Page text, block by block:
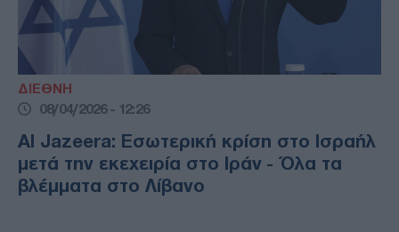
ΔΙΕΘΝΗ
08/04/2026 - 12:26
Al Jazeera: Εσωτερική κρίση στο Ισραήλ
μετά την εκεχειρία στο Ιράν - Όλα τα
βλέμματα στο Λίβανο